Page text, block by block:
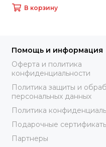
В корзину
Помощь и информация
Оферта и политика
конфиденциальности
Политика защиты и
персональных данных
Политика
Подарочные
Партнеры